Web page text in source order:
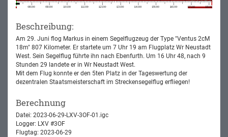
Beschreibung:
Am 29. Juni flog Markus in einem Segelflugzeug der Type "Ventus 2cM
18m" 807 Kilometer. Er startete um 7 Uhr 19 am Flugplatz Wr Neustadt
West. Sein Segelflug führte ihn nach Ebenfurth. Um 16 Uhr 48, nach 9
Stunden 29 landete er in Wr Neustadt West.
Mit dem Flug konnte er den 5ten Platz in der Tageswertung der
dezentralen Staatsmeisterschaft im Streckensegelflug erfliegen!
Berechnung
Datei: 2023-06-29-LXV-3OF-01.igc
Logger: LXV #3OF
Flugtag: 2023-06-29